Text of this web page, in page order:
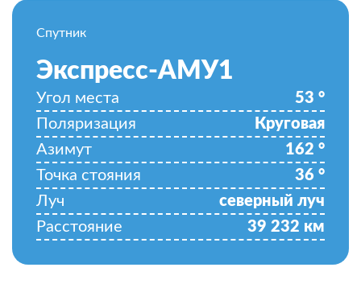
Спутник
Экспресс-АМУ1
Угол места 53 °
Поляризация
Круговая
Азимут
162 °
Точка стояния
36 °
Луч
северный луч
Расстояние
39 232 км